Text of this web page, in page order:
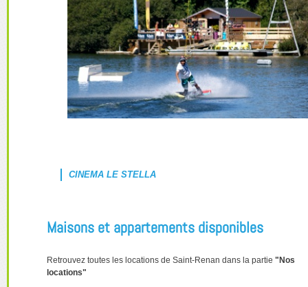
CINEMA LE STELLA
Maisons et appartements disponibles
Retrouvez toutes les locations de Saint-Renan dans la partie "Nos
locations"